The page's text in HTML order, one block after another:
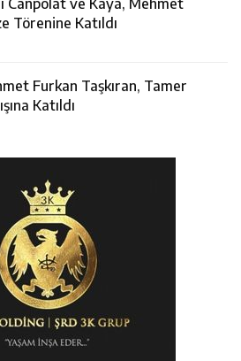
Törenine Katıldı
Furkan Taşkıran, Tamer
Katıldı